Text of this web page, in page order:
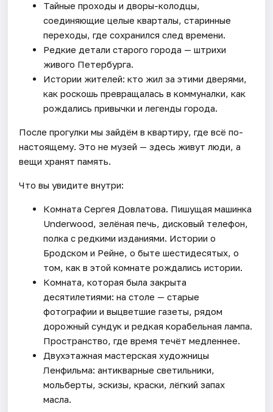
Тайные проходы и дворы-колодцы,
соединяющие целые кварталы, старинные
переходы, где сохранился след времени.
Редкие детали старого города — штрихи
живого Петербурга.
Истории жителей: кто жил за этими дверями,
как роскошь превращалась в коммуналки, как
рождались привычки и легенды города.
После прогулки мы зайдём в квартиру, где всё по-
настоящему. Это не музей — здесь живут люди, а
вещи хранят память.
Что вы увидите внутри:
Комната Сергея Довлатова. Пишущая машинка
Underwood, зелёная печь, дисковый телефон,
полка с редкими изданиями. Истории о
Бродском и Рейне, о быте шестидесятых, о
том, как в этой комнате рождались истории.
Комната, которая была закрыта
десятилетиями: на столе — старые
фотографии и выцветшие газеты, рядом
дорожный сундук и редкая корабельная лампа.
Пространство, где время течёт медленнее.
Двухэтажная мастерская художницы
Ленфильма: антикварные светильники,
мольберты, эскизы, краски, лёгкий запах
масла.